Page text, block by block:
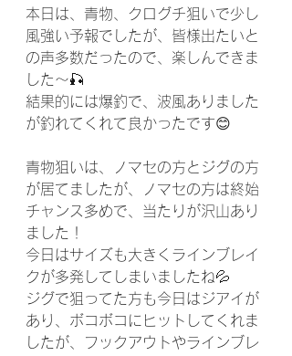
本日は、青物、クログチ狙いで少し
風強い予報でしたが、皆様出たいと
の声多数だったので、楽しんできま
した〜🎣
結果的には爆釣で、波風ありました
が釣れてくれて良かったです😊
青物狙いは、ノマセの方とジグの方
が居てましたが、ノマセの方は終始
チャンス多めで、当たりが沢山あり
ました！
今日はサイズも大きくラインブレイ
クが多発してしまいましたね💦
ジグで狙ってた方も今日はジアイが
あり、ボコボコにヒットしてくれま
したが、フックアウトやラインブレ